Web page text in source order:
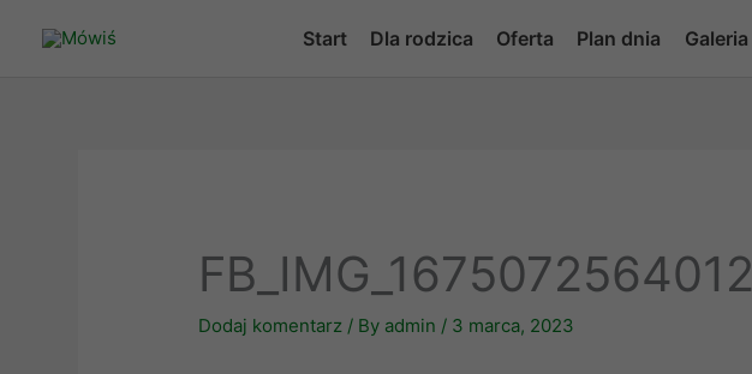
Start Dla rodzica Oferta Plan dnia Galeria
FB_IMG_1675072564012
Dodaj komentarz / By admin / 3 marca, 2023